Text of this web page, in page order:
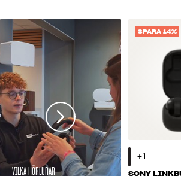
VILKA HÖRLURAR
SPARA 14%
SONY